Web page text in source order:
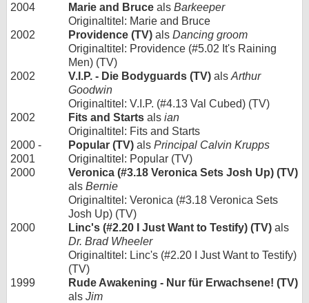
2004
Marie and Bruce als Barkeeper
Originaltitel: Marie and Bruce
2002
Providence (TV) als Dancing groom
Originaltitel: Providence (#5.02 It's Raining
Men) (TV)
2002
V.I.P. - Die Bodyguards (TV) als Arthur
Goodwin
Originaltitel: V.I.P. (#4.13 Val Cubed) (TV)
2002
Fits and Starts als ian
Originaltitel: Fits and Starts
2000 -
2001
Popular (TV) als Principal Calvin Krupps
Originaltitel: Popular (TV)
2000
Veronica (#3.18 Veronica Sets Josh Up) (TV)
als Bernie
Originaltitel: Veronica (#3.18 Veronica Sets
Josh Up) (TV)
2000
Linc's (#2.20 I Just Want to Testify) (TV) als
Dr. Brad Wheeler
Originaltitel: Linc's (#2.20 I Just Want to Testify)
(TV)
1999
Rude Awakening - Nur für Erwachsene! (TV)
als Jim